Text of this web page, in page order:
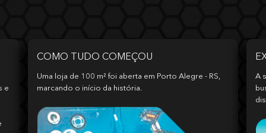
e
COMO TUDO COMEÇOU
Uma loja de 100 m² foi aberta em Porto Alegre - RS,
marcando o início da história.
A